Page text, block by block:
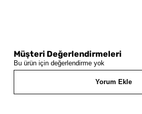
Müşteri Değerlendirmeleri
Bu ürün için değerlendirme yok
Yorum Ekle